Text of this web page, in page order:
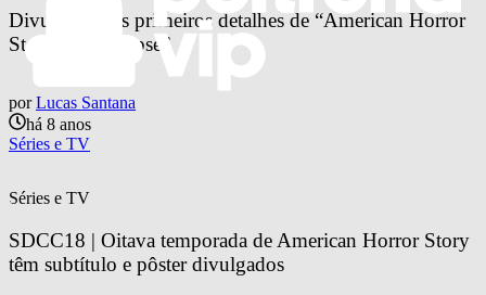
Divulgados os primeiros detalhes de “American Horror
Story: Apocalypse”
por Lucas Santana
há 8 anos
Séries e TV
Séries e TV
SDCC18 | Oitava temporada de American Horror Story
têm subtítulo e pôster divulgados